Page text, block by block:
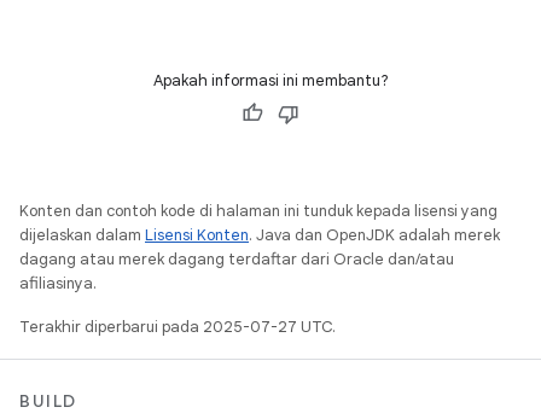
Apakah informasi ini membantu?
Konten dan contoh kode di halaman ini tunduk kepada lisensi yang
dijelaskan dalam Lisensi Konten. Java dan OpenJDK adalah merek
dagang atau merek dagang terdaftar dari Oracle dan/atau
afiliasinya.
Terakhir diperbarui pada 2025-07-27 UTC.
BUILD